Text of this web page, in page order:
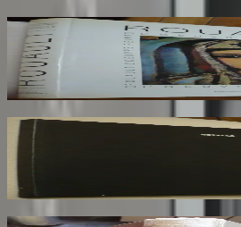
Rouault. L'Oeuvre Peint.
ROUAULT Isabelle
170€
Rotella. Dal Decollage alla
RESTANY Pierre
73